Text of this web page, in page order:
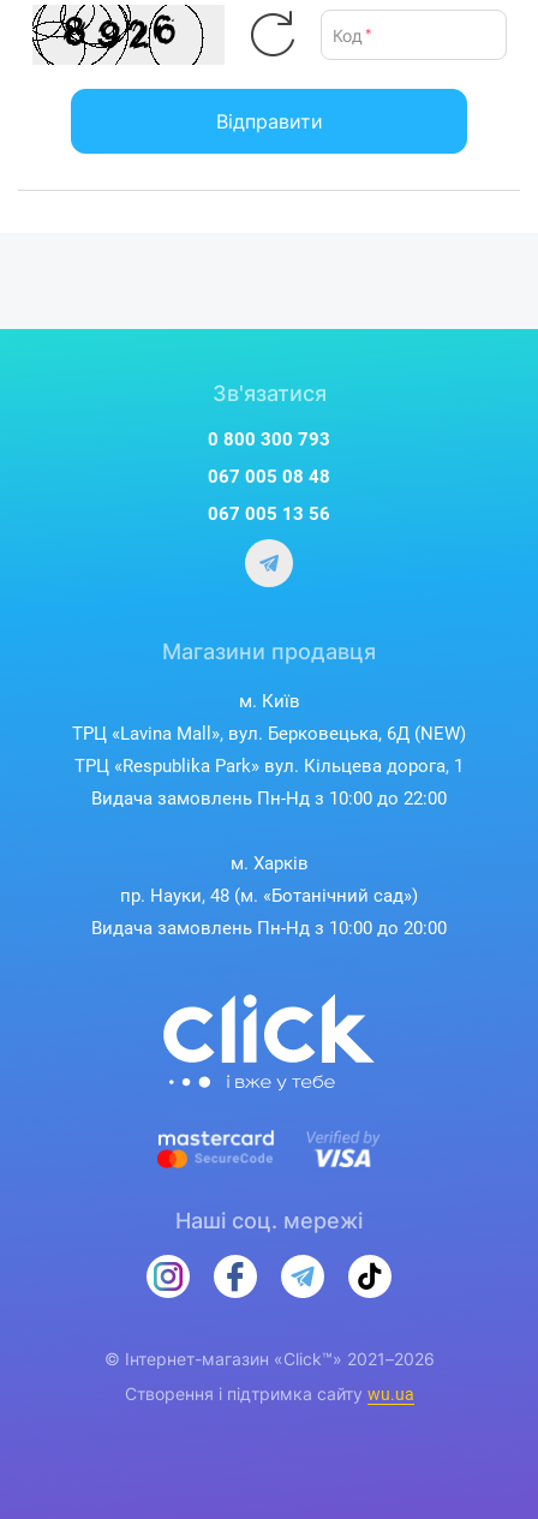
Код *
Відправити
Зв'язатися
0 800 300 793
067 005 08 48
067 005 13 56
Магазини продавця
м. Київ
ТРЦ «Lavina Mall», вул. Берковецька, 6Д (NEW)
ТРЦ «Respublika Park» вул. Кільцева дорога, 1
Видача замовлень Пн-Нд з 10:00 до 22:00
м. Харків
пр. Науки, 48 (м. «Ботанічний сад»)
Видача замовлень Пн-Нд з 10:00 до 20:00
Наші соц. мережі
© Інтернет-магазин «Click™» 2021–2026
Створення і підтримка сайту wu.ua